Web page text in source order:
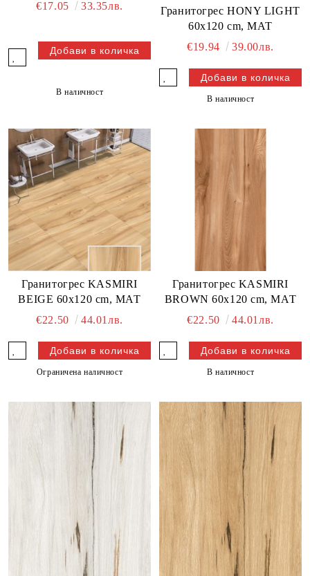
€17.05 33.35лв.
В наличност
Гранитогрес HONY LIGHT
60x120 cm, МАТ
€19.94
39.00лв.
В наличност
Гранитогрес KASMIRI
BEIGE 60x120 cm, МАТ
€22.50
44.01лв.
Ограничена наличност
Гранитогрес KASMIRI
BROWN 60x120 cm, МАТ
€22.50
44.01лв.
В наличност